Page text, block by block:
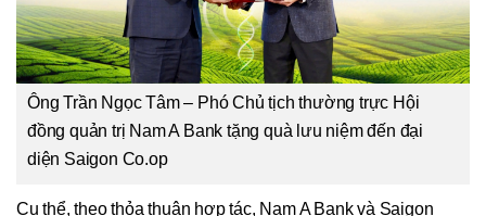
Ông Trần Ngọc Tâm – Phó Chủ tịch thường trực Hội
đồng quản trị Nam A Bank tặng quà lưu niệm đến đại
diện Saigon Co.op
Cụ thể, theo thỏa thuận hợp tác, Nam A Bank và Saigon